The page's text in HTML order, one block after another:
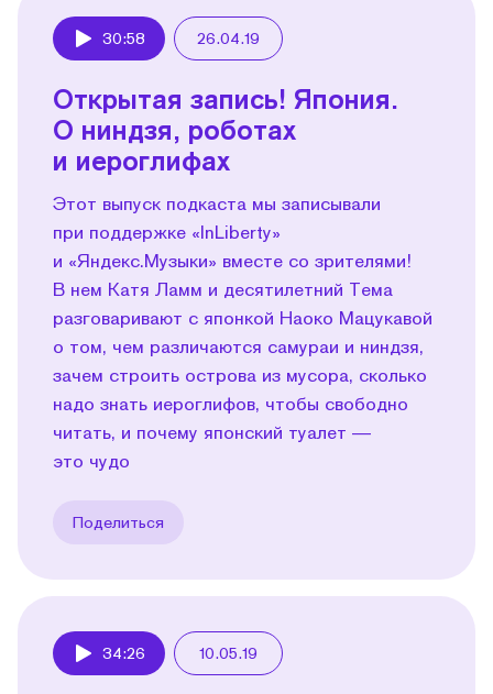
30:58 26.04.19
Открытая запись! Япония.
О ниндзя, роботах
и иероглифах
Этот выпуск подкаста мы записывали
при поддержке «InLiberty»
и «Яндекс.Музыки» вместе со зрителями!
В нем Катя Ламм и десятилетний Тема
разговаривают с японкой Наоко Мацукавой
о том, чем различаются самураи и ниндзя,
зачем строить острова из мусора, сколько
надо знать иероглифов, чтобы свободно
читать, и почему японский туалет —
это чудо
Поделиться
34:26 10.05.19